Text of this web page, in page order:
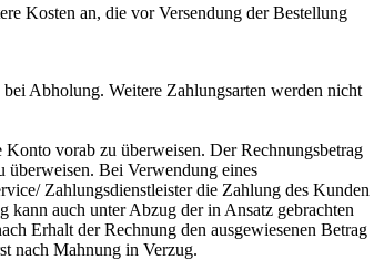
Kosten an, die vor Versendung der Bestellung
Abholung. Weitere Zahlungsarten werden nicht
vorab zu überweisen. Der Rechnungsbetrag
Bei Verwendung eines
Zahlungsdienstleister die Zahlung des Kunden
kann auch unter Abzug der in Ansatz gebrachten
Erhalt der Rechnung den ausgewiesenen Betrag
nach Mahnung in Verzug.